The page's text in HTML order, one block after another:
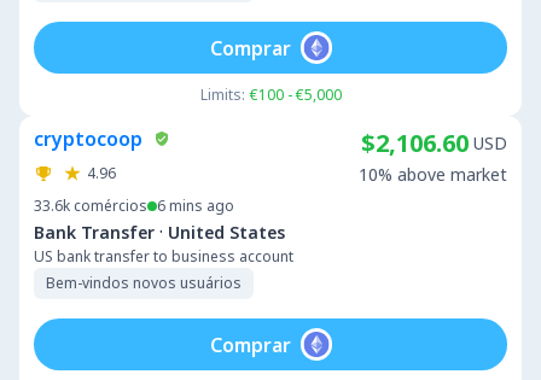
Limits: €100 - €5,000
Comprar
cryptocoop
4.96
33.6k comércios 6 mins ago
Bank Transfer · United States
US bank transfer to business account
Bem-vindos novos usuários
$2,106.60 USD
10% above market
Comprar